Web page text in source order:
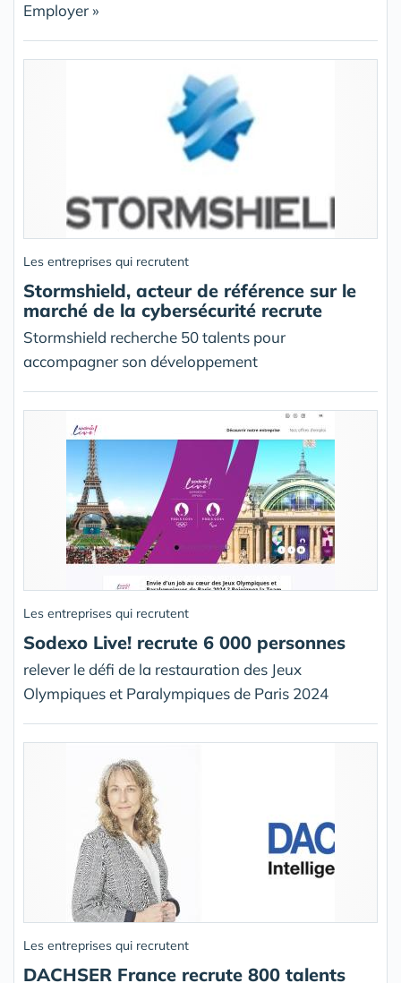
Employer »
Les entreprises qui recrutent
Stormshield, acteur de référence sur le
marché de la cybersécurité recrute
Stormshield recherche 50 talents pour
accompagner son développement
Les entreprises qui recrutent
Sodexo Live! recrute 6 000 personnes
relever le défi de la restauration des Jeux
Olympiques et Paralympiques de Paris 2024
Les entreprises qui recrutent
DACHSER France recrute 800 talents